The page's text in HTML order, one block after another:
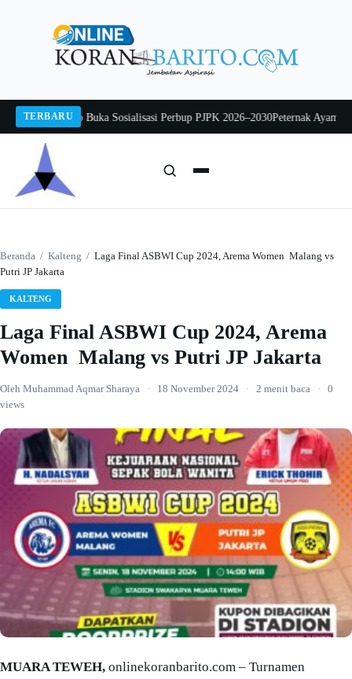
TERBARU
Mintarjo Buka Sosialisasi Perbup PJPK 2026–2030Peternak Ayam
Beranda / Kalteng / Laga Final ASBWI Cup 2024, Arema Women Malang vs
Putri JP Jakarta
KALTENG
Laga Final ASBWI Cup 2024, Arema
Women Malang vs Putri JP Jakarta
Oleh Muhammad Aqmar Sharaya · 18 November 2024 · 2 menit baca ·
0
views
MUARA TEWEH, onlinekoranbarito.com – Turnamen